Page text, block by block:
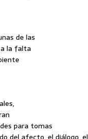
de las
la falta
para tomas